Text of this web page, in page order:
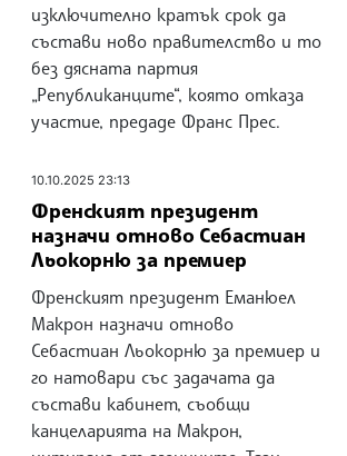
изключително кратък срок да
състави ново правителство и то
без дясната партия
„Републиканците“, която отказа
участие, предаде Франс Прес.
10.10.2025 23:13
Френският президент
назначи отново Себастиан
Льокорню за премиер
Френският президент Еманюел
Макрон назначи отново
Себастиан Льокорню за премиер и
го натовари със задачата да
състави кабинет, съобщи
канцеларията на Макрон,